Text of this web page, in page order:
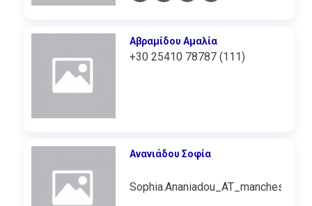
Αβραμίδου Αμαλία
+30 25410 78787 (111)
Ανανιάδου Σοφία